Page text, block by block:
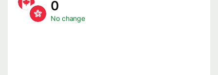
0
No change